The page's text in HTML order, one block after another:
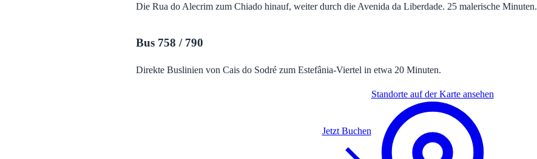
Die Rua do Alecrim zum Chiado hinauf, weiter durch die Avenida da Liberdade. 25 malerische Minuten.
Bus 758 / 790
Direkte Buslinien von Cais do Sodré zum Estefânia-Viertel in etwa 20 Minuten.
Jetzt Buchen
Standorte auf der Karte ansehen